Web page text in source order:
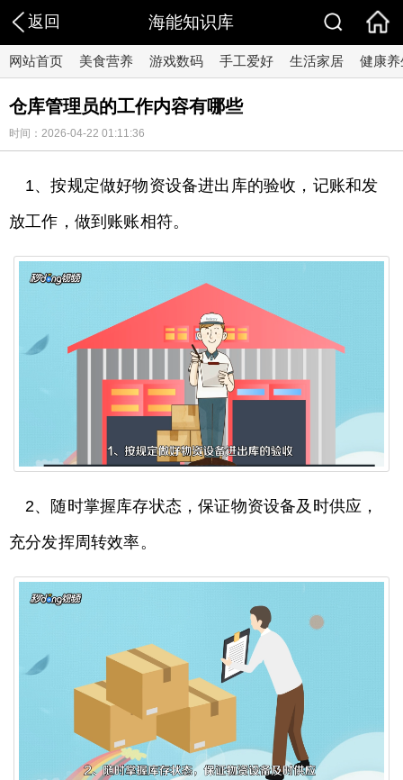
返回 海能知识库
网站首页 美食营养 游戏数码 手工爱好 生活家居 健康养
仓库管理员的工作内容有哪些
时间：2026-04-22 01:11:36
1、按规定做好物资设备进出库的验收，记账和发
放工作，做到账账相符。
2、随时掌握库存状态，保证物资设备及时供应，
充分发挥周转效率。